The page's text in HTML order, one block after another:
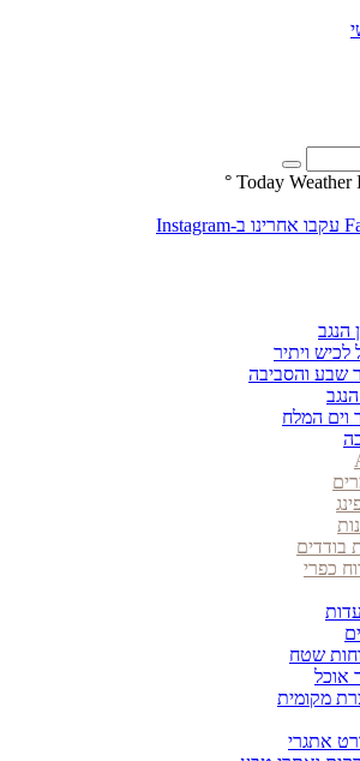
Today Weather
°
עקבו אחרינו ב-Instagram
הנגב
לכיש ויתיר
שבע והסביבה
וים המלח
בודדים
כפרי
שטח
אוכל
מקומית
אתגרי